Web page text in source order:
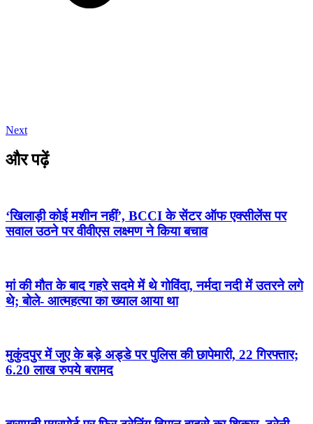
Next
और पढ़ें
‘खिलाड़ी कोई मशीन नहीं’, BCCI के सेंटर ऑफ एक्सीलेंस पर
सवाल उठने पर वीवीएस लक्ष्मण ने किया बचाव
मां की मौत के बाद गहरे सदमे में थे गोविंदा, नर्मदा नदी में उतरने लगे
थे; बोले- आत्महत्या का ख्याल आया था
मुकुंदपुर में जुए के बड़े अड्डे पर पुलिस की छापेमारी, 22 गिरफ्तार;
6.20 लाख रुपये बरामद